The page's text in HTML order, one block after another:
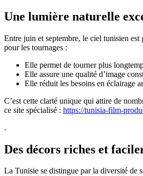
Une lumière naturelle
Entre juin et septembre, le ciel tunisien
pour les tournages :
Elle permet de tourner plus
Elle assure une qualité d’image
Elle réduit les besoins en éclairage
C’est cette clarté unique qui attire de
ce site spécialisé : https://tunisia-film-
.
Des décors riches et
La Tunisie se distingue par la diversité de